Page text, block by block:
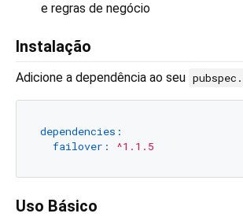
e regras de negócio
Instalação
Adicione a dependência ao seu
dependencies:
failover:
^1.1.5
Uso Básico